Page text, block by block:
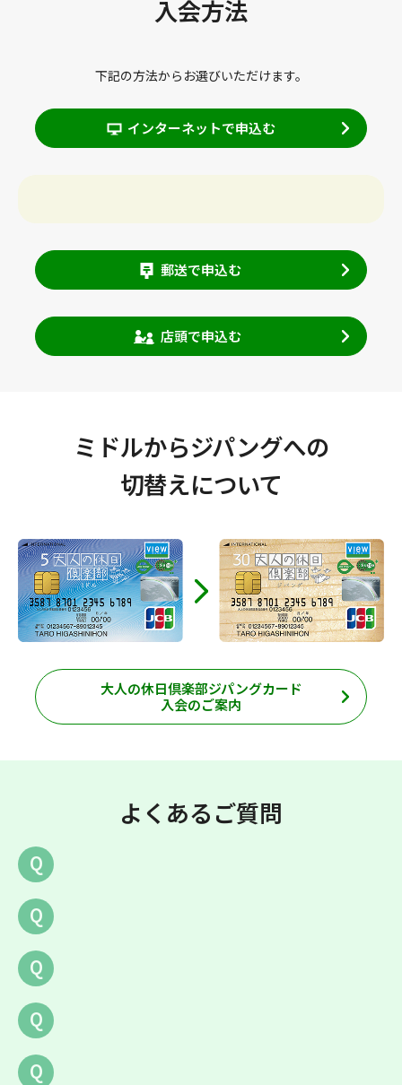
入会方法
下記の方法からお選びいただけます。
インターネットで申込む
郵送で申込む
店頭で申込む
ミドルからジパングへの
切替えについて
大人の休日倶楽部ジパングカード
入会のご案内
よくあるご質問
Q
Q
Q
Q
Q